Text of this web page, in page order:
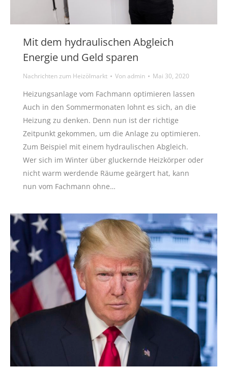
Mit dem hydraulischen Abgleich
Energie und Geld sparen
Nachrichten zum Heizölmarkt Vonadmin Mai 30, 2020
Heizungsanlage vom Fachmann optimieren lassen
Auch in den Sommermonaten lohnt es sich, an die
Heizung zu denken. Denn nun ist der richtige
Zeitpunkt gekommen, um die Anlage zu optimieren.
Zum Beispiel mit einem hydraulischen Abgleich.
Wer sich im Winter über gluckernde Heizkörper oder
nicht warm werdende Räume geärgert hat, kann
nun vom Fachmann ohne…